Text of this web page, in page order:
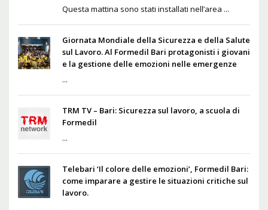
Questa mattina sono stati installati nell’area ...
Giornata Mondiale della Sicurezza e della Salute
sul Lavoro. Al Formedil Bari protagonisti i giovani
e la gestione delle emozioni nelle emergenze
...
TRM TV – Bari: Sicurezza sul lavoro, a scuola di
Formedil
...
Telebari ‘Il colore delle emozioni’, Formedil Bari:
come imparare a gestire le situazioni critiche sul
lavoro.